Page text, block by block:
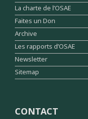
La charte de l’OSAE
Faites un Don
Archive
Les rapports d’OSAE
Newsletter
Sitemap
CONTACT